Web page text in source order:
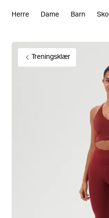
Herre Dame Barn Sko
Treningsklær